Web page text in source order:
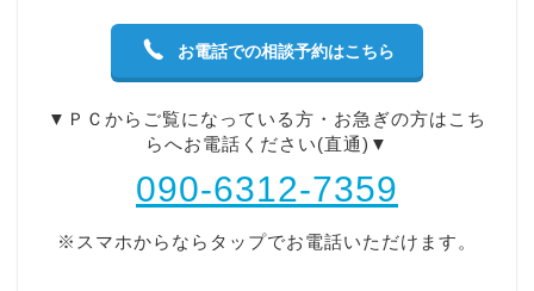
お電話での相談予約はこちら
▼ＰＣからご覧になっている方・お急ぎの方はこち
らへお電話ください(直通)▼
090-6312-7359
※スマホからならタップでお電話いただけます。